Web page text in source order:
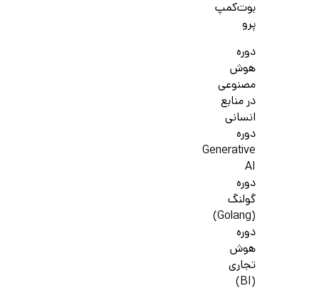
بوت‌کمپ
پرو
دوره
هوش
مصنوعی
در منابع
انسانی
دوره
Generative
AI
دوره
گولنگ
(Golang)
دوره
هوش
تجاری
(BI)